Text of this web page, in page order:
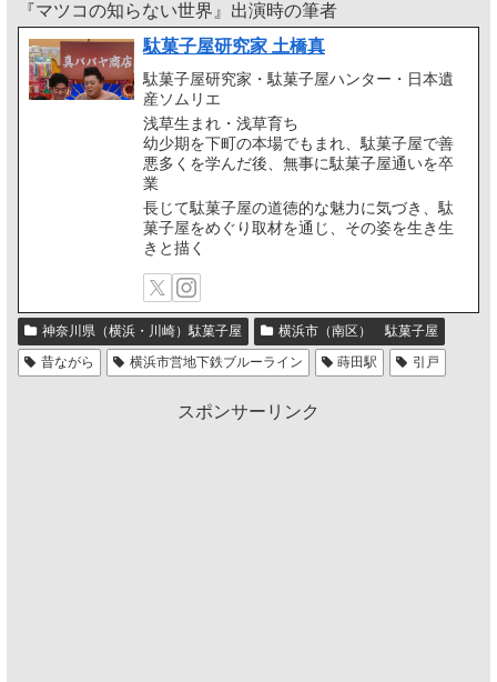
『マツコの知らない世界』出演時の筆者
駄菓子屋研究家 土橋真
駄菓子屋研究家・駄菓子屋ハンター・日本遺
産ソムリエ
浅草生まれ・浅草育ち
幼少期を下町の本場でもまれ、駄菓子屋で善
悪多くを学んだ後、無事に駄菓子屋通いを卒
業
長じて駄菓子屋の道徳的な魅力に気づき、駄
菓子屋をめぐり取材を通じ、その姿を生き生
きと描く
神奈川県（横浜・川崎）駄菓子屋
横浜市（南区） 駄菓子屋
昔ながら
横浜市営地下鉄ブルーライン 蒔田駅 引戸
スポンサーリンク